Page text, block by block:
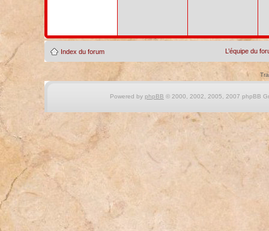
Index du forum L’équipe du
Powered by phpBB © 2000, 2002, 2005, 2007 phpBB